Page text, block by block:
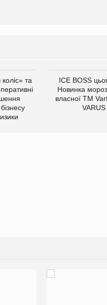
та
ICE BOSS
Новинка
власної ТМ
VARUS